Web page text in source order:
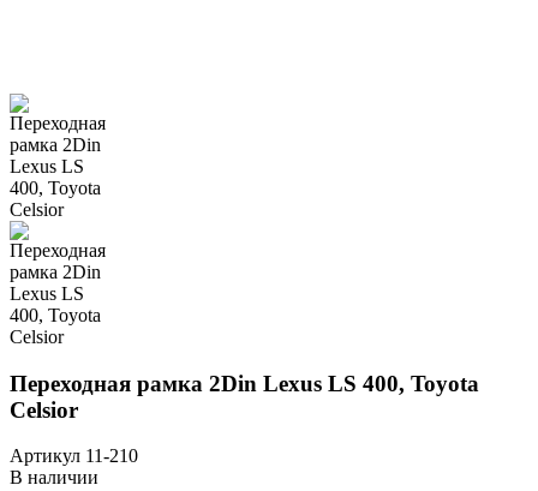
Переходная рамка 2Din Lexus LS 400, Toyota
Celsior
Артикул 11-210
В наличии